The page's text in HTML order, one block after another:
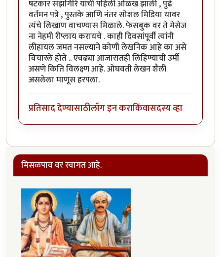
षटकार संझगिरि यांची पहिली ओळख झाली , पुढे
वर्तमन पत्रे , पुस्तके आणि नंतर सोशल मिडिया यावर
त्यंचे लिखाण वाचण्यास मिळाले. फेसबुक वर ते मेसेज
ना नेहमी रीप्लाय करायचे . काही दिवसांपूर्वी त्यांनी
लीहायल जमत नसल्याने कोणी लेखनिक आहे का असे
विचारले होते .. एवढ्या आजारातही लिहिण्याची उर्मी
असणे किति विलक्ष्ण आहे. ओघवती लेखन शैली
असलेला माणूस हरपला.
प्रतिसाद देण्यासाठीलॉग इन कराकिंवासदस्य व्हा
मिसळपाव वर स्वागत आहे.